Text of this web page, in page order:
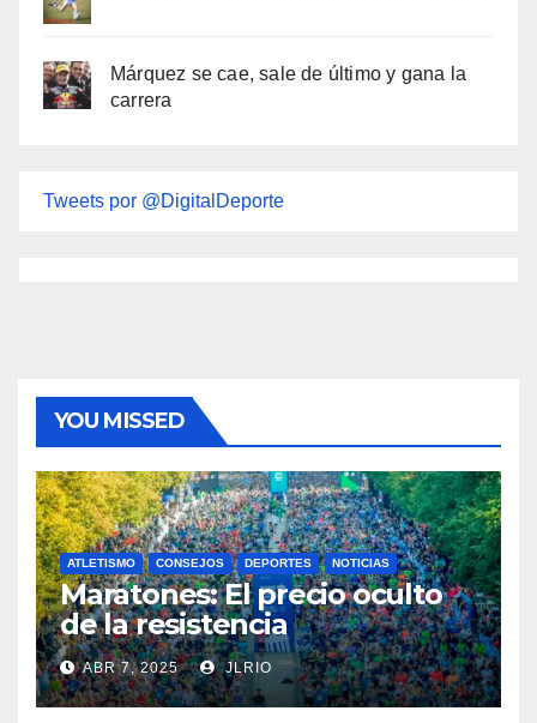
Márquez se cae, sale de último y gana la
carrera
Tweets por @DigitalDeporte
YOU MISSED
ATLETISMO CONSEJOS DEPORTES NOTICIAS
Maratones: El precio oculto
de la resistencia
ABR 7, 2025 JLRIO